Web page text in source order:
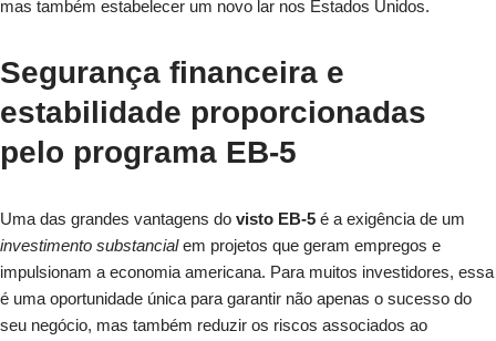
mas também estabelecer um novo lar nos Estados Unidos.
Segurança financeira e
estabilidade proporcionadas
pelo programa EB-5
Uma das grandes vantagens do visto EB-5 é a exigência de um
investimento substancialem projetos que geram empregos e
impulsionam a economia americana. Para muitos investidores, essa
é uma oportunidade única para garantir não apenas o sucesso do
seu negócio, mas também reduzir os riscos associados ao